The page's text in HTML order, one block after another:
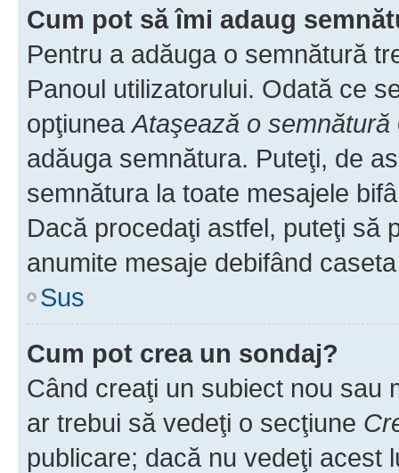
Cum pot să îmi adaug
Pentru a adăuga o semnătură
Panoul utilizatorului. Odată ce
opţiuneaAtaşează o semnătură
adăuga semnătura. Puteţi, de
semnătura la toate mesajele
Dacă procedaţi astfel, puteţi să
anumite mesaje debifând
Sus
Cum pot crea un sondaj?
Când creaţi un subiect nou sau
ar trebui să vedeţi o secţiune
publicare; dacă nu vedeţi acest